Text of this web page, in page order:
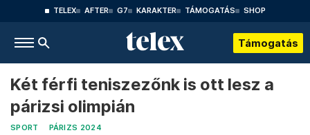
TELEX AFTER G7 KARAKTER TÁMOGATÁS SHOP
Támogatás
Két férfi teniszezőnk is ott lesz a
párizsi olimpián
SPORT PÁRIZS 2024